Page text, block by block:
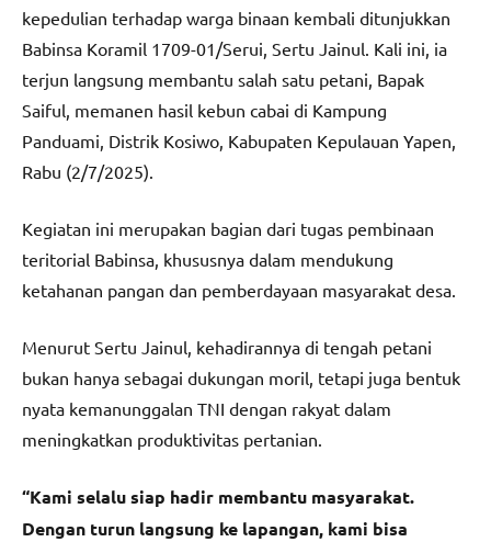
kepedulian terhadap warga binaan kembali ditunjukkan
Babinsa Koramil 1709-01/Serui, Sertu Jainul. Kali ini, ia
terjun langsung membantu salah satu petani, Bapak
Saiful, memanen hasil kebun cabai di Kampung
Panduami, Distrik Kosiwo, Kabupaten Kepulauan Yapen,
Rabu (2/7/2025).
Kegiatan ini merupakan bagian dari tugas pembinaan
teritorial Babinsa, khususnya dalam mendukung
ketahanan pangan dan pemberdayaan masyarakat desa.
Menurut Sertu Jainul, kehadirannya di tengah petani
bukan hanya sebagai dukungan moril, tetapi juga bentuk
nyata kemanunggalan TNI dengan rakyat dalam
meningkatkan produktivitas pertanian.
“Kami selalu siap hadir membantu masyarakat.
Dengan turun langsung ke lapangan, kami bisa